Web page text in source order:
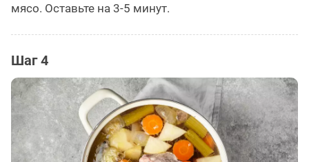
мясо. Оставьте на 3-5 минут.
Шаг 4